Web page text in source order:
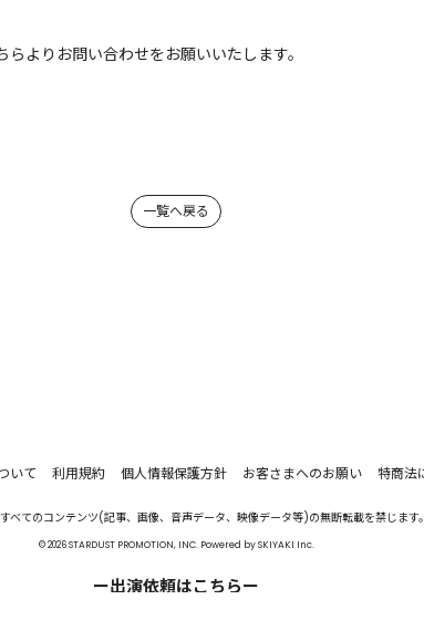
よりお問い合わせをお願いいたします。
一覧へ戻る
いて 利用規約 個人情報保護方針 お客さまへのお願い 特商法
べてのコンテンツ(記事、画像、音声データ、映像データ等)の無断転載を禁じます。
© 2026 STARDUST PROMOTION, INC. Powered bySKIYAKI Inc.
ー出演依頼はこちらー